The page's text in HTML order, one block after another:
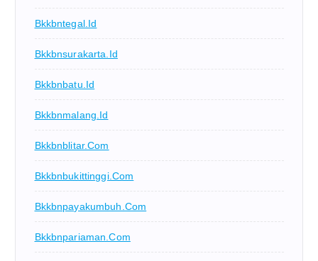
Bkkbntegal.id
Bkkbnsurakarta.id
Bkkbnbatu.id
Bkkbnmalang.id
Bkkbnblitar.com
Bkkbnbukittinggi.com
Bkkbnpayakumbuh.com
Bkkbnpariaman.com